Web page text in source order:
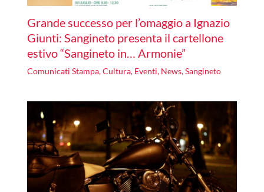
Grande successo per l’omaggio a Ignazio
Giunti: Sangineto presenta il cartellone
estivo “Sangineto in… Armonie”
Comunicati Stampa,Cultura, Eventi, News,Sangineto